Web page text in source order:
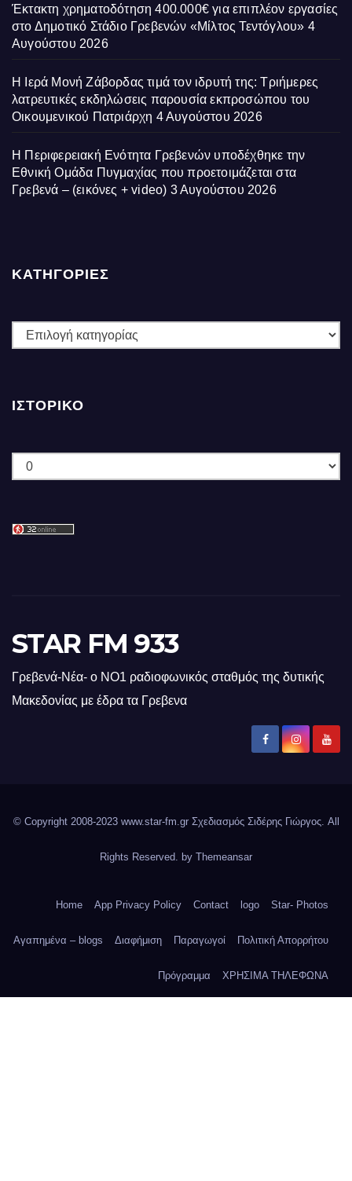
Έκτακτη χρηματοδότηση 400.000€ για επιπλέον εργασίες
στο Δημοτικό Στάδιο Γρεβενών «Μίλτος Τεντόγλου» 4
Αυγούστου 2026
Η Ιερά Μονή Ζάβορδας τιμά τον ιδρυτή της: Τριήμερες
λατρευτικές εκδηλώσεις παρουσία εκπροσώπου του
Οικουμενικού Πατριάρχη 4 Αυγούστου 2026
Η Περιφερειακή Ενότητα Γρεβενών υποδέχθηκε την
Εθνική Ομάδα Πυγμαχίας που προετοιμάζεται στα
Γρεβενά – (εικόνες + video) 3 Αυγούστου 2026
ΚΑΤΗΓΟΡΙΕΣ
ΚΑΤΗΓΟΡΙΕΣ
ΙΣΤΟΡΙΚΌ
Ιστορικό
STAR FM 933
Γρεβενά-Νέα- ο ΝΟ1 ραδιοφωνικός σταθμός της δυτικής
Μακεδονίας με έδρα τα Γρεβενα
© Copyright 2008-2023 www.star-fm.gr Σχεδιασμός Σιδέρης Γιώργος. All
Rights Reserved. by Themeansar
Home App Privacy Policy Contact logo Star- Photos
Αγαπημένα – blogs Διαφήμιση Παραγωγοί Πολιτική Απορρήτου
Πρόγραμμα ΧΡΗΣΙΜΑ ΤΗΛΕΦΩΝΑ